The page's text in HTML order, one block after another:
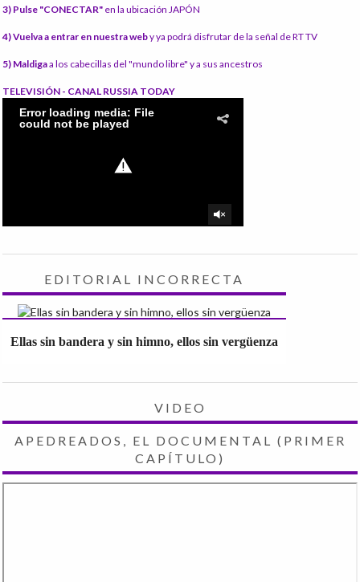
3) Pulse "CONECTAR" en la ubicación JAPÓN
4) Vuelva a entrar en nuestra weby ya podrá disfrutar de la señal de RT TV
5) Maldigaa los cabecillas del "mundo libre" y a sus ancestros
TELEVISIÓN - CANAL RUSSIA TODAY
EDITORIAL INCORRECTA
Ellas sin bandera y sin himno, ellos sin vergüenza
VIDEO
APEDREADOS, EL DOCUMENTAL (PRIMER
CAPÍTULO)